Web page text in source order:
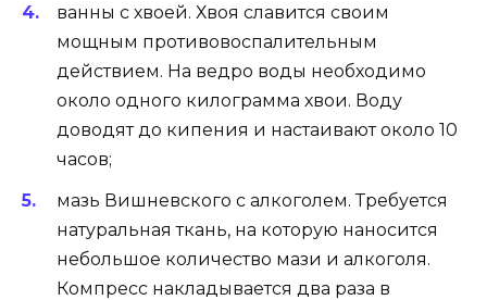
ванны с хвоей. Хвоя славится своим
мощным противовоспалительным
действием. На ведро воды необходимо
около одного килограмма хвои. Воду
доводят до кипения и настаивают около 10
часов;
мазь Вишневского с алкоголем. Требуется
натуральная ткань, на которую наносится
небольшое количество мази и алкоголя.
Компресс накладывается два раза в